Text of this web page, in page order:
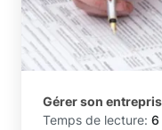
Gérer son
Temps de lecture: 6